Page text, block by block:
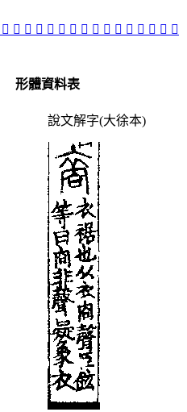
𧚞 󵗙 󵗎 󵗗 󵗣 󵗓 󵗏 󵗔 𧛲 𧛨 󵗛 󵗘 󵗢 󵗡 󵗐 󵗠
形體資料表
說文解字(大徐本)